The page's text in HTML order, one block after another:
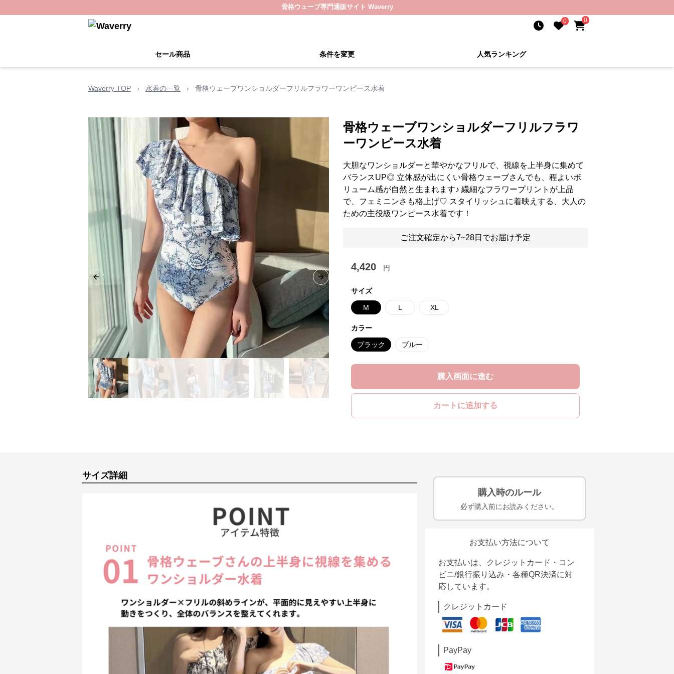
骨格ウェーブ専門通販サイト Waverry
0 0
セール商品 条件を変更 人気ランキング
Waverry TOP › 水着の一覧 › 骨格ウェーブワンショルダーフリルフラワーワンピース水着
Previous slide Next slide
骨格ウェーブワンショルダーフリルフラワ
ーワンピース水着
大胆なワンショルダーと華やかなフリルで、視線を上半身に集めて
バランスUP◎ 立体感が出にくい骨格ウェーブさんでも、程よいボ
リューム感が自然と生まれます♪ 繊細なフラワープリントが上品
で、フェミニンさも格上げ♡ スタイリッシュに着映えする、大人の
ための主役級ワンピース水着です！
ご注文確定から7~28日でお届け予定
4,420 円
サイズ
M L XL
カラー
ブラック ブルー
購入画面に進む
カートに追加する
サイズ詳細
購入時のルール
必ず購入前にお読みください。
お支払い方法について
お支払いは、クレジットカード・コン
ビニ/銀行振り込み・各種QR決済に対
応しています。
クレジットカード
PayPay